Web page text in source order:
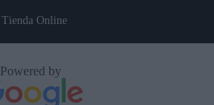
Tienda Online
Powered by